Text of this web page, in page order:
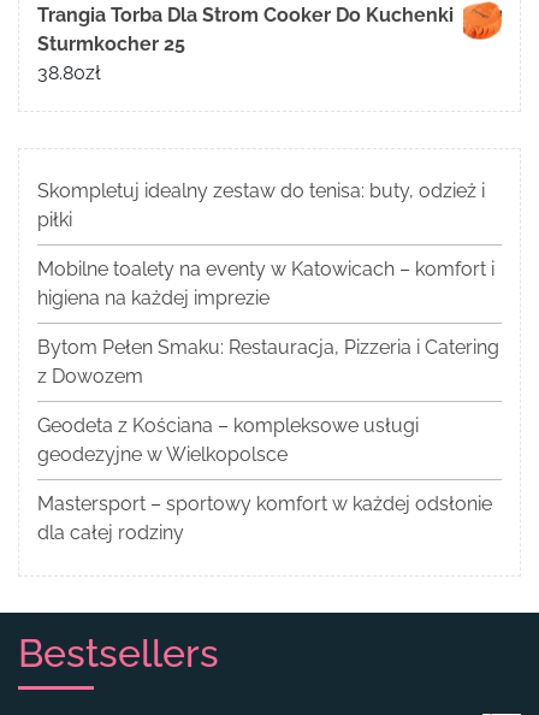
Trangia Torba Dla Strom Cooker Do Kuchenki
Sturmkocher 25
38.80zł
Skompletuj idealny zestaw do tenisa: buty, odzież i
piłki
Mobilne toalety na eventy w Katowicach – komfort i
higiena na każdej imprezie
Bytom Pełen Smaku: Restauracja, Pizzeria i Catering
z Dowozem
Geodeta z Kościana – kompleksowe usługi
geodezyjne w Wielkopolsce
Mastersport – sportowy komfort w każdej odsłonie
dla całej rodziny
Bestsellers